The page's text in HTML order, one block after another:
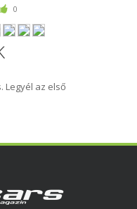
0
Legyél az első